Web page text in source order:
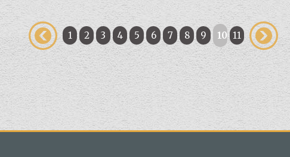
1 2 3 4 5 6 7 8 9 10 11